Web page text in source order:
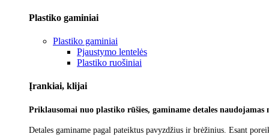
Plastiko gaminiai
Plastiko gaminiai
Pjaustymo lentelės
Plastiko ruošiniai
Įrankiai, klijai
Priklausomai nuo plastiko rūšies, gaminame detales
Detales gaminame pagal pateiktus pavyzdžius ir brėžinius. Esant